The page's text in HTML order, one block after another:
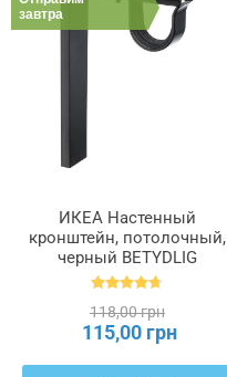
завтра
ИКЕА Настенный
кронштейн, потолочный,
черный BETYDLIG
БЕТИДЛИГ, 602.172.28
118,00 грн
115,00 грн